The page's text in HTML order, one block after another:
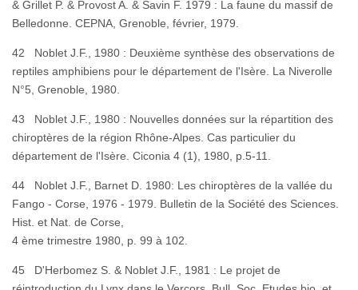
& Grillet P. & Provost A. & Savin F. 1979 : La faune du massif de
Belledonne. CEPNA, Grenoble, février, 1979.
42 Noblet J.F., 1980 : Deuxième synthèse des observations de
reptiles amphibiens pour le département de l'Isère. La Niverolle
N°5, Grenoble, 1980.
43 Noblet J.F., 1980 : Nouvelles données sur la répartition des
chiroptères de la région Rhône-Alpes. Cas particulier du
département de l'Isère. Ciconia 4 (1), 1980, p.5-11.
44 Noblet J.F., Barnet D. 1980: Les chiroptères de la vallée du
Fango - Corse, 1976 - 1979. Bulletin de la Société des Sciences.
Hist. et Nat. de Corse,
4 ème trimestre 1980, p. 99 à 102.
45 D'Herbomez S. & Noblet J.F., 1981 : Le projet de